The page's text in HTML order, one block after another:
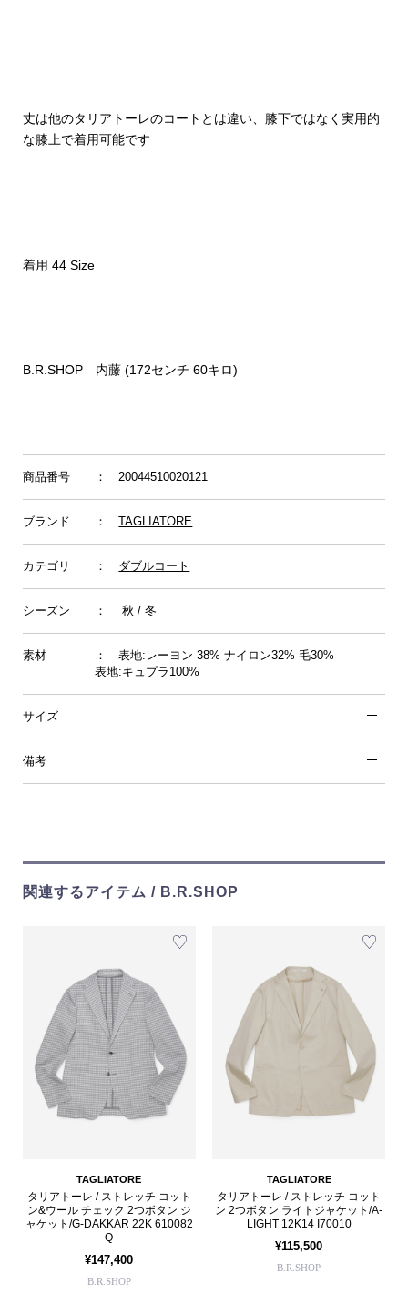
丈は他のタリアトーレのコートとは違い、膝下ではなく実用的
な膝上で着用可能です
着用 44 Size
B.R.SHOP 内藤 (172センチ 60キロ)
商品番号 ： 20044510020121
ブランド ：TAGLIATORE
カテゴリ ： ダブルコート
シーズン ： 秋 / 冬
素材
： 表地:レーヨン 38% ナイロン32% 毛30%
表地:キュプラ100%
サイズ
備考
関連するアイテム / B.R.SHOP
TAGLIATORE
タリアトーレ / ストレッチ コット
ン&ウール チェック 2つボタン ジ
ャケット/G-DAKKAR 22K 610082
Q
¥147,400
B.R.SHOP
TAGLIATORE
タリアトーレ / ストレッチ コット
ン 2つボタン ライトジャケット/A-
LIGHT 12K14 I70010
¥115,500
B.R.SHOP